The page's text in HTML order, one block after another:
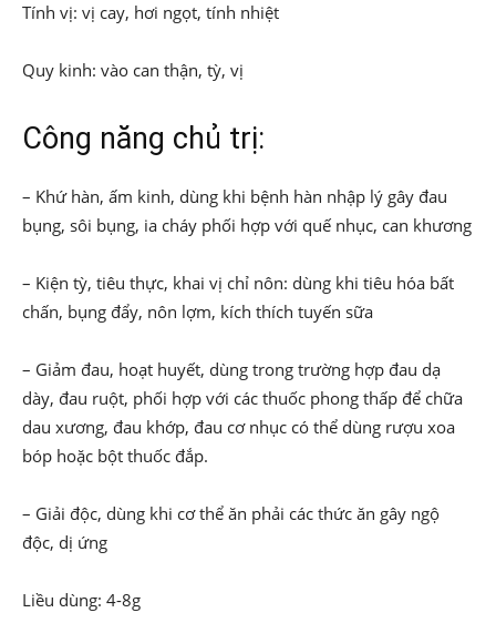
Tính vị: vị cay, hơi ngọt, tính nhiệt
Quy kinh: vào can thận, tỳ, vị
Công năng chủ trị:
– Khứ hàn, ấm kinh, dùng khi bệnh hàn nhập lý gây đau
bụng, sôi bụng, ia cháy phối hợp với quế nhục, can khương
– Kiện tỳ, tiêu thực, khai vị chỉ nôn: dùng khi tiêu hóa bất
chấn, bụng đẩy, nôn lợm, kích thích tuyến sữa
– Giảm đau, hoạt huyết, dùng trong trường hợp đau dạ
dày, đau ruột, phối hợp với các thuốc phong thấp để chữa
dau xương, đau khớp, đau cơ nhục có thể dùng rượu xoa
bóp hoặc bột thuốc đắp.
– Giải độc, dùng khi cơ thể ăn phải các thức ăn gây ngộ
độc, dị ứng
Liều dùng: 4-8g